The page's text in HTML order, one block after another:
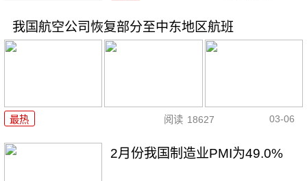
我国航空公司恢复部分至中东地区航班
最热 阅读 18627 03-06
2月份我国制造业PMI为49.0%